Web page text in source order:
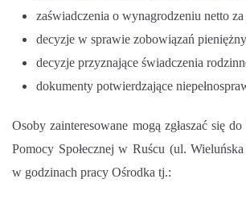
zaświadczenia o wynagrodzeniu netto za
decyzje w sprawie zobowiązań
decyzje przyznające świadczenia
dokumenty potwierdzające
Osoby zainteresowane mogą zgłaszać się
Pomocy Społecznej w Ruścu (ul.
w godzinach pracy Ośrodka tj.: